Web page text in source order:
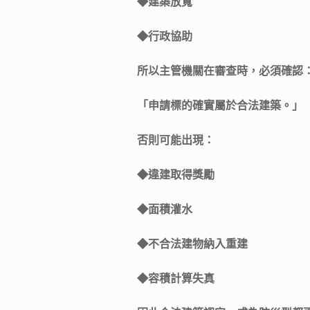
◆行政協助
所以主管機關在審查時，必須確認
「申請標的確實屬於合法建築。」
否則可能出現：
◆違建取得獎勵
◆面積灌水
◆不合法建物納入重建
◆容積計算失真